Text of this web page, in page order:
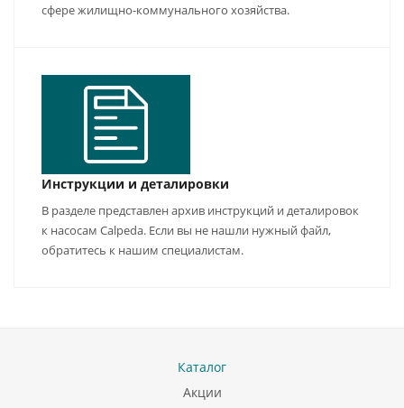
сфере жилищно-коммунального хозяйства.
Инструкции и деталировки
В разделе представлен архив инструкций и деталировок
к насосам Calpeda. Если вы не нашли нужный файл,
обратитесь к нашим специалистам.
Каталог
Акции